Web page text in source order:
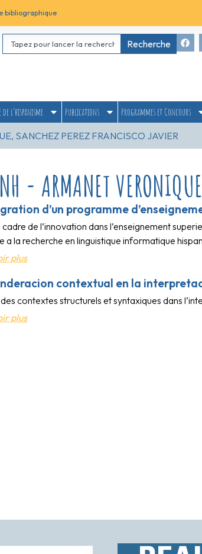
bibliographique
Recherche
de l’hispanisme Publications Programmes et Concours
SANCHEZ PEREZ FRANCISCO JAVIER
- ARMANET
d’un programme
cadre de l’innovation dans l’enseignement
a la recherche en linguistique informatique
plus
contextual en la
contextes structurels et syntaxiques dans
plus